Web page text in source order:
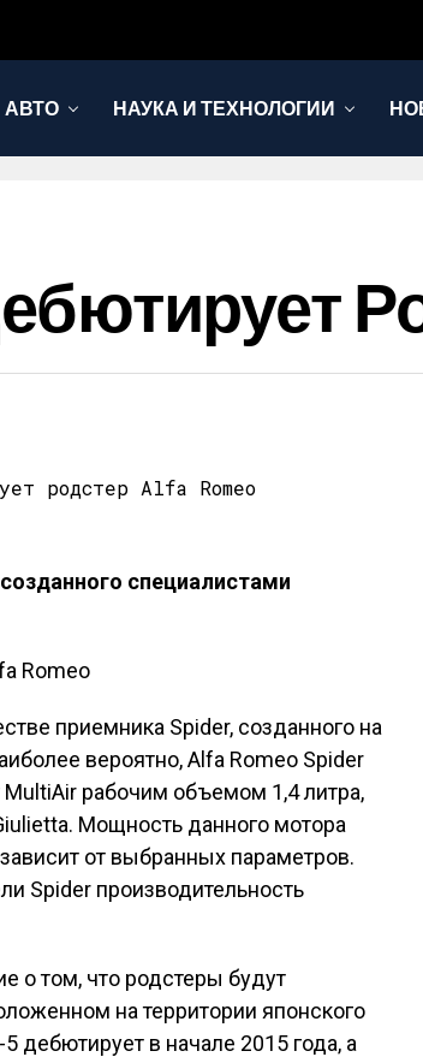
АВТО НАУКА И ТЕХНОЛОГИИ
специалистами
приемника Spider, созданного на
вероятно, Alfa Romeo Spider
MultiAir рабочим объемом 1,4 литра,
Мощность данного мотора
от выбранных параметров.
Spider производительность
о том, что родстеры будут
на территории японского
дебютирует в начале 2015 года, а